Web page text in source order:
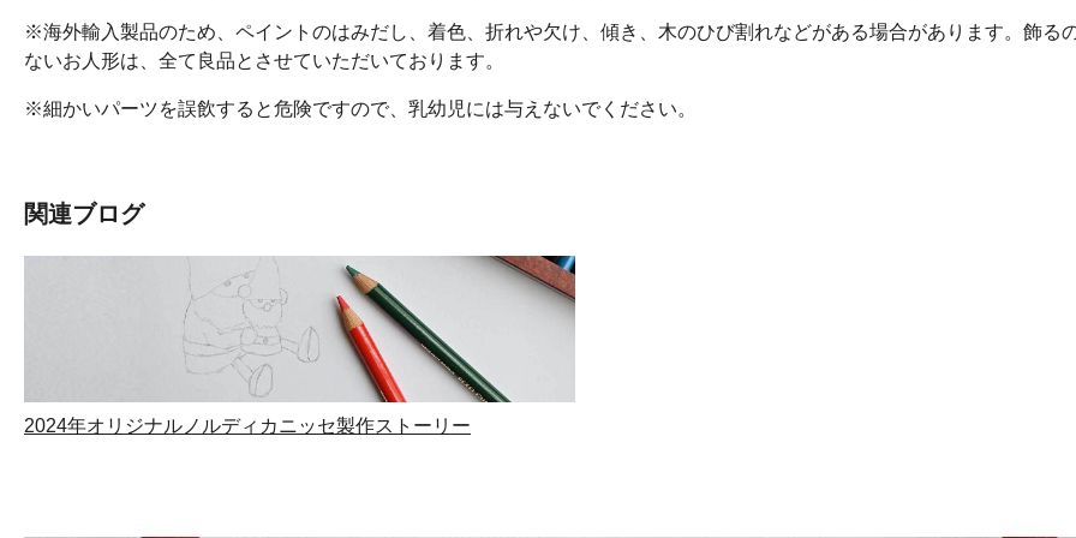
※海外輸入製品のため、ペイントのはみだし、着色、折れや欠け、傾き、木のひび割れなどがある場合があります。飾る
ないお人形は、全て良品とさせていただいております。
※細かいパーツを誤飲すると危険ですので、乳幼児には与えないでください。
関連ブログ
2024年オリジナルノルディカニッセ製作ストーリー